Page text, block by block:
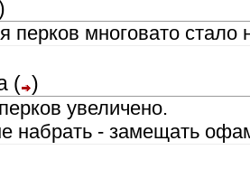
)
перков многовато стало
( )
увеличено.
набрать - замещать